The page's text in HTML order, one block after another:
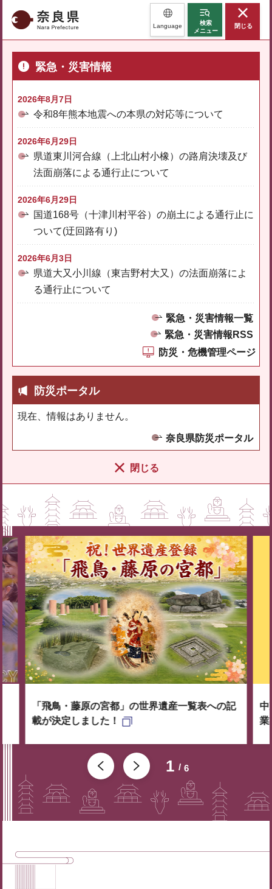
奈良県 Language
検索
メニュー
閉じる
緊急・災害情報
2026年8月7日
令和8年熊本地震への本県の対応等について
2026年6月29日
県道東川河合線（上北山村小橡）の路肩決壊及び
法面崩落による通行止について
2026年6月29日
国道168号（十津川村平谷）の崩土による通行止に
ついて(迂回路有り)
2026年6月3日
県道大又小川線（東吉野村大又）の法面崩落によ
る通行止について
緊急・災害情報一覧
緊急・災害情報RSS
防災・危機管理ページ
防災ポータル
現在、情報はありません。
奈良県防災ポータル
閉じる
1 6
「飛鳥・藤原の宮都」の世界遺産一覧表への記
載が決定しました！
中
業